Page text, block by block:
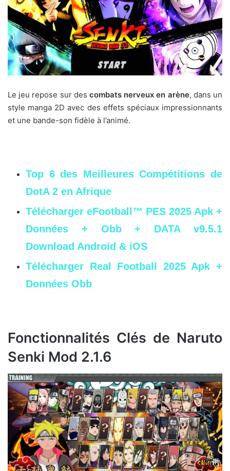
Le jeu repose sur des combats nerveux en arène, dans un
style manga 2D avec des effets spéciaux impressionnants
et une bande-son fidèle à l’animé.
Top 6 des Meilleures Compétitions de
DotA 2 en Afrique
Télécharger eFootball™ PES 2025 Apk +
Données + Obb + DATA v9.5.1
Download Android & iOS
Télécharger Real Football 2025 Apk +
Données Obb
Fonctionnalités Clés de Naruto
Senki Mod 2.1.6